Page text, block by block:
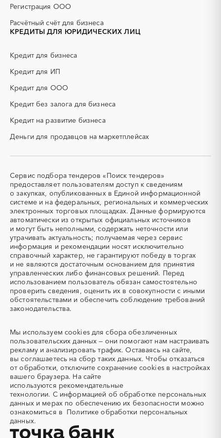
ДСП
ИБП
КИП (контрольно-
КТП
НИОКР
ОКР (опытно-
конструкторские работы)
ПГС (песчано-гравийная
смесь)
кабельные системы)
ТЭН
(Теплоэлектронагреватель)
УДС (установки
депарафинизации скважин)
УКПГ
ЯТЭК
Аварийные работы
Авиаперевозка
Авиационные работы
Авиационные работы
вертолетами
Автобус
Автовозы
Автогрейдер
Автозапчасти
Автоматизация
Автомобили
Автомобильные весы
Авторский надзор
Автотранспорт
Автоцистерны пожарные
Адсорбенты
Акварель
Аквариумы
Аккумуляторы
Алкогольная продукция
Алмазное бурение
Алмазная резка
Алюминиевые
конструкции
Алюминиевые профили
Алюминий
Аммоний
Ангар
Антенны
Антискалант
Антрацит
Аппараты воздушного
Регистрация ООО
Расчётный счёт для бизнеса
КРЕДИТЫ ДЛЯ ЮРИДИЧЕСКИХ ЛИЦ
Кредит для бизнеса
Кредит для ИП
Кредит для ООО
Кредит без залога для бизнеса
Кредит на развитие бизнеса
Деньги для продавцов на маркетплейсах
Сервис подбора тендеров «Поиск тендеров»
предоставляет пользователям доступ к сведениям
о закупках, опубликованных в Единой информационной
системе и на федеральных, региональных и коммерческих
электронных торговых площадках. Данные формируются
автоматически из открытых официальных источников
и могут быть неполными, содержать неточности или
утрачивать актуальность; получаемая через сервис
информация и рекомендации носят исключительно
справочный характер, не гарантируют победу в торгах
и не являются достаточным основанием для принятия
управленческих либо финансовых решений. Перед
использованием пользователь обязан самостоятельно
проверить сведения, оценить их в совокупности с иными
обстоятельствами и обеспечить соблюдение требований
законодательства.
Мы используем cookies для сбора обезличенных
пользовательских данных — они помогают нам настраивать
рекламу и анализировать трафик. Оставаясь на сайте,
вы соглашаетесь на сбор таких данных. Чтобы отказаться
от обработки, отключите сохранение cookies в настройках
вашего браузера. На сайте
используются рекомендательные
технологии. С информацией об обработке персональных
данных и мерах по обеспечению их безопасности можно
ознакомиться в Политике обработки персональных
данных.